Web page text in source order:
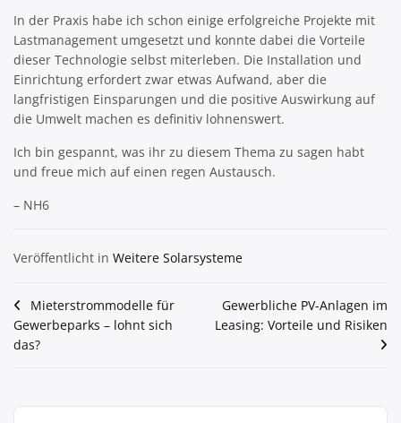
In der Praxis habe ich schon einige erfolgreiche Projekte mit
Lastmanagement umgesetzt und konnte dabei die Vorteile
dieser Technologie selbst miterleben. Die Installation und
Einrichtung erfordert zwar etwas Aufwand, aber die
langfristigen Einsparungen und die positive Auswirkung auf
die Umwelt machen es definitiv lohnenswert.
Ich bin gespannt, was ihr zu diesem Thema zu sagen habt
und freue mich auf einen regen Austausch.
– NH6
Veröffentlicht in Weitere Solarsysteme
Beitragsnavigation
Mieterstrommodelle für
Gewerbeparks – lohnt sich
das?
Gewerbliche PV-Anlagen im
Leasing: Vorteile und Risiken